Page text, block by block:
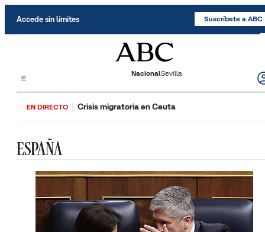
Accede sin límites Suscríbete a ABC
NacionalSevilla
EN DIRECTO Crisis migratoria en Ceuta
ESPAÑA